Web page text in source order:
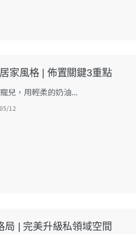
家風格 | 佈置關鍵3重點
兒，用輕柔的奶油...
12
局 | 完美升級私領域空間